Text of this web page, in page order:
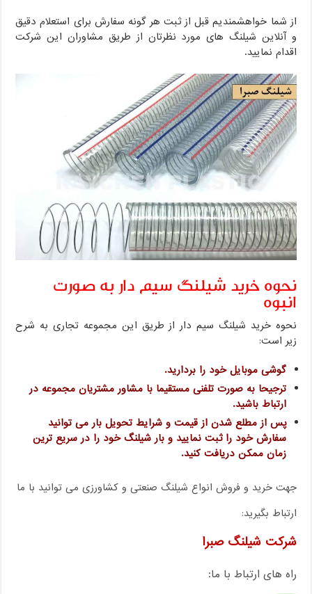
از شما خواهشمندیم قبل از ثبت هر گونه سفارش برای استعلام دقیق
و آنلاین شیلنگ های مورد نظرتان از طریق مشاوران این شرکت
اقدام نمایید.
نحوه خرید شیلنگ سیم دار به صورت
انبوه
نحوه خرید شیلنگ سیم دار از طریق این مجموعه تجاری به شرح
زیر است:
گوشی موبایل خود را بردارید.
ترجیحا به صورت تلفنی مستقیما با مشاور مشتریان مجموعه در
ارتباط باشید.
پس از مطلع شدن از قیمت و شرایط تحویل بار می توانید
سفارش خود را ثبت نمایید و بار شیلنگ خود را در سریع ترین
زمان ممکن دریافت کنید.
جهت خرید و فروش انواع شیلنگ صنعتی و کشاورزی می توانید با ما
ارتباط بگیرید:
شرکت شیلنگ صبرا
راه های ارتباط با ما: